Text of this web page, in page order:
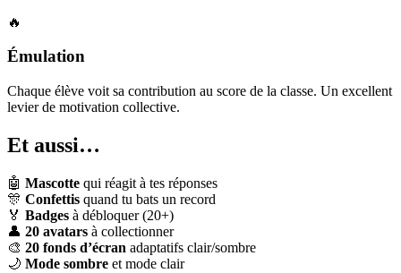
🔥
Émulation
Chaque élève voit sa contribution au score de la classe. Un excellent
levier de motivation collective.
Et aussi…
🤖 Mascotte qui réagit à tes réponses
🎊 Confettis quand tu bats un record
🏅 Badges à débloquer (20+)
👤 20 avatars à collectionner
🎨 20 fonds d’écran adaptatifs clair/sombre
🌙 Mode sombre et mode clair